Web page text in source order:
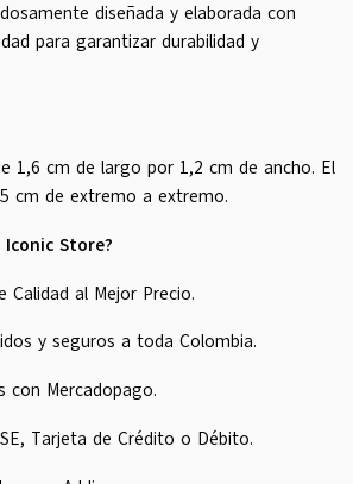
diseñada y elaborada con
para garantizar durabilidad y
1,6 cm de largo por 1,2 cm de ancho. El
cm de extremo a extremo.
Store?
Calidad al Mejor Precio.
y seguros a toda Colombia.
con Mercadopago.
Tarjeta de Crédito o Débito.